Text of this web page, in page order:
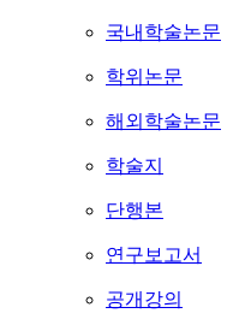
국내학술논문
학위논문
해외학술논문
학술지
단행본
연구보고서
공개강의